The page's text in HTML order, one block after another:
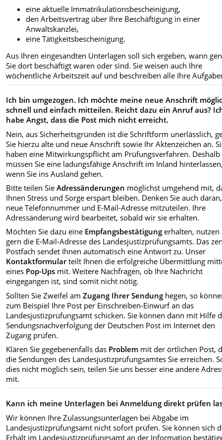
eine aktuelle Immatrikulationsbescheinigung,
den Arbeitsvertrag über Ihre Beschäftigung in einer
Anwaltskanzlei,
eine Tätigkeitsbescheinigung.
Aus Ihren eingesandten Unterlagen soll sich ergeben, wann
Sie dort beschäftigt waren oder sind. Sie weisen auch Ihre
wöchentliche Arbeitszeit auf und beschreiben alle Ihre
Ich bin umgezogen. Ich möchte meine neue Anschrift
schnell und einfach mitteilen. Reicht dazu ein Anruf aus?
habe Angst, dass die Post mich nicht erreicht.
Nein, aus Sicherheitsgründen ist die Schriftform unerlässlich,
Sie hierzu alte und neue Anschrift sowie Ihr Aktenzeichen an.
haben eine Mitwirkungspflicht am Prüfungsverfahren. Deshalb
müssen Sie eine ladungsfähige Anschrift im Inland
wenn Sie ins Ausland gehen.
Bitte teilen SieAdressänderungen möglichst umgehend mit,
Ihnen Stress und Sorge erspart bleiben. Denken Sie auch
neue Telefonnummer und E-Mail-Adresse mitzuteilen. Ihre
Adressänderung wird bearbeitet, sobald wir sie erhalten.
Möchten Sie dazu eine Empfangsbestätigung erhalten, nutzen
gern die E-Mail-Adresse des Landesjustizprüfungsamts. Das
Postfach sendet Ihnen automatisch eine Antwort zu. Unser
Kontaktformularteilt Ihnen die erfolgreiche Übermittlung
eines Pop-Ups mit. Weitere Nachfragen, ob Ihre Nachricht
eingegangen ist, sind somit nicht nötig.
Sollten Sie Zweifel amZugang Ihrer Sendung hegen, so
zum Beispiel Ihre Post per Einschreiben-Einwurf an das
Landesjustizprüfungsamt schicken. Sie können dann mit Hilfe
Sendungsnachverfolgung der Deutschen Post im Internet den
Zugang prüfen.
Klären Sie gegebenenfalls das Problem mit der örtlichen Post,
die Sendungen des Landesjustizprüfungsamtes Sie erreichen.
dies nicht möglich sein, teilen Sie uns besser eine andere
mit.
Kann ich meine Unterlagen bei Anmeldung direkt prüfen
Wir können Ihre Zulassungsunterlagen bei Abgabe im
Landesjustizprüfungsamt nicht sofort prüfen. Sie können sich
Erhalt im Landesjustizprüfungsamt an der Information